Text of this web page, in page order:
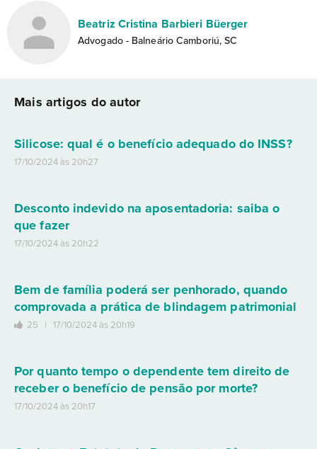
Beatriz Cristina Barbieri Büerger
Advogado - Balneário Camboriú, SC
Mais artigos do autor
Silicose: qual é o benefício adequado do INSS?
17/10/2024 às 20h27
Desconto indevido na aposentadoria: saiba o
que fazer
17/10/2024 às 20h22
Bem de família poderá ser penhorado, quando
comprovada a prática de blindagem patrimonial
25 | 17/10/2024 às 20h19
Por quanto tempo o dependente tem direito de
receber o benefício de pensão por morte?
17/10/2024 às 20h17